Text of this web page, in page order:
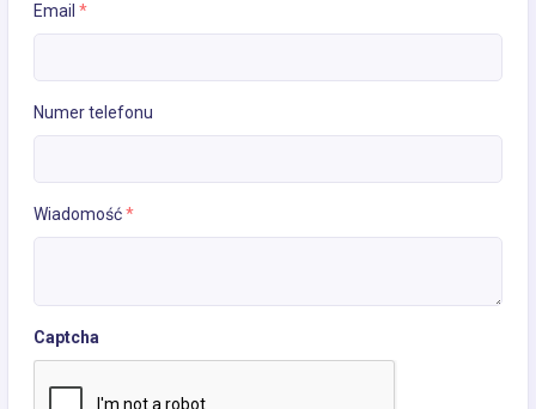
Email *
Numer telefonu
Wiadomość*
Captcha